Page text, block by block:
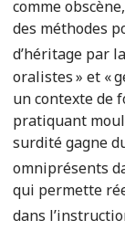
comme
des méthodes
d’héritage par
oralistes » et «
un contexte de
pratiquant
surdité gagne
omniprésents
qui permette
dans